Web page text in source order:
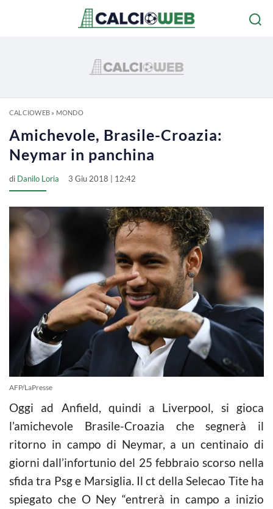
CALCIOWEB» MONDO
Amichevole, Brasile-Croazia:
Neymar in panchina
di Danilo Loria 3 Giu 2018 | 12:42
AFP/LaPresse
Oggi ad Anfield, quindi a Liverpool, si gioca
l’amichevole Brasile-Croazia che segnerà il
ritorno in campo di Neymar, a un centinaio di
giorni dall’infortunio del 25 febbraio scorso nella
sfida tra Psg e Marsiglia. Il ct della Selecao Tite ha
spiegato che O Ney “entrerà in campo a inizio